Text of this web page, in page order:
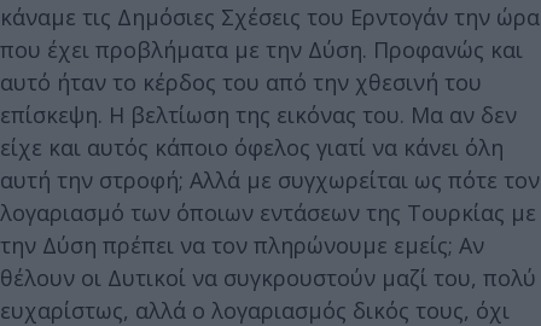
κάναμε τις Δημόσιες Σχέσεις του Ερντογάν την ώρα
που έχει προβλήματα με την Δύση. Προφανώς και
αυτό ήταν το κέρδος του από την χθεσινή του
επίσκεψη. Η βελτίωση της εικόνας του. Μα αν δεν
είχε και αυτός κάποιο όφελος γιατί να κάνει όλη
αυτή την στροφή; Αλλά με συγχωρείται ως πότε τον
λογαριασμό των όποιων εντάσεων της Τουρκίας με
την Δύση πρέπει να τον πληρώνουμε εμείς; Αν
θέλουν οι Δυτικοί να συγκρουστούν μαζί του, πολύ
ευχαρίστως, αλλά ο λογαριασμός δικός τους, όχι